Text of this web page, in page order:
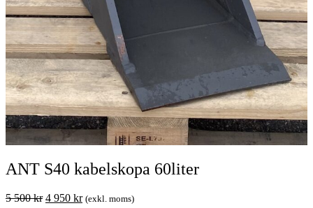
ANT S40 kabelskopa 60liter
5 500kr Det
4 950 krDet
(exkl. moms)